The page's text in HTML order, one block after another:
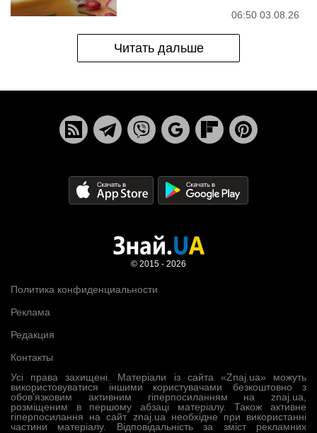
06:50 03.08.26
Читать дальше
Усі права захищені. Матеріали із сайта «Znaj.ua» можуть
використовуватися іншими користувачами безкоштовно з
обов’язковим активним гіперпосиланням на znaj.ua,
розміщеним в першому абзаці матеріалу. Також активне
гіперпосилання на сайт znaj.ua необхідне при використанні
частини матеріалу. Відповідальність за зміст рекламних
Политика конфиденциальности
Реклама
Редакция
Контакты
© 2015 - 2026